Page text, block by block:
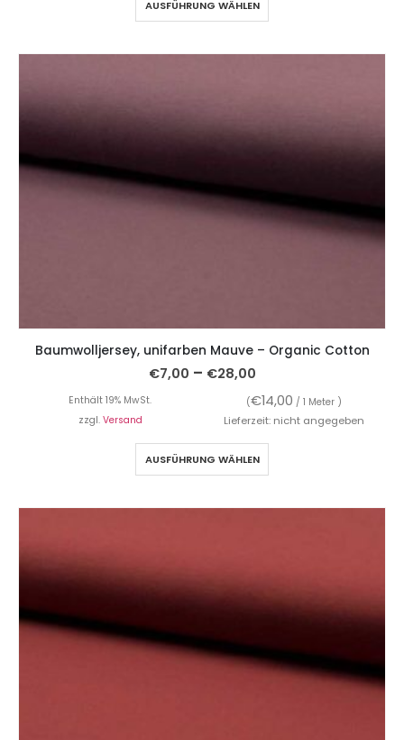
AUSFÜHRUNG WÄHLEN
Baumwolljersey, unifarben Mauve – Organic Cotton
€7,00 – €28,00
Enthält 19% MwSt. (€14,00 / 1 Meter )
zzgl. Versand Lieferzeit: nicht angegeben
AUSFÜHRUNG WÄHLEN